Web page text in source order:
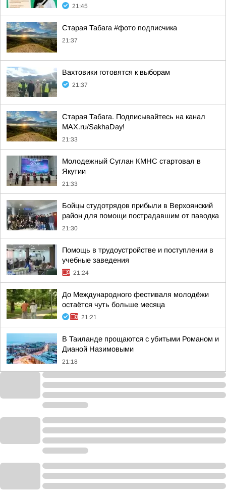
21:45
Старая Табага #фото подписчика
21:37
Вахтовики готовятся к выборам
21:37
Старая Табага. Подписывайтесь на канал
MAX.ru/SakhaDay!
21:33
Молодежный Суглан КМНС стартовал в
Якутии
21:33
Бойцы студотрядов прибыли в Верхоянский
район для помощи пострадавшим от паводка
21:30
Помощь в трудоустройстве и поступлении в
учебные заведения
21:24
До Международного фестиваля молодёжи
остаётся чуть больше месяца
21:21
В Таиланде прощаются с убитыми Романом и
Дианой Назимовыми
21:18